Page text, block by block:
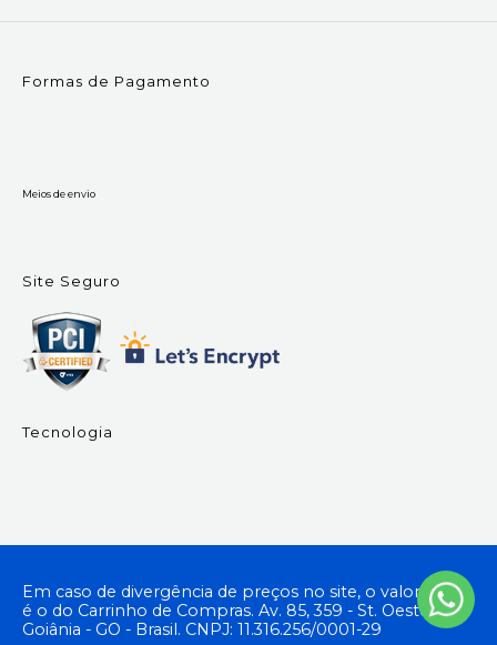
Formas de Pagamento
Meios de envio
Site Seguro
Tecnologia
Em caso de divergência de preços no site, o valor válido
é o do Carrinho de Compras. Av. 85, 359 - St. Oeste,
Goiânia - GO - Brasil. CNPJ: 11.316.256/0001-29